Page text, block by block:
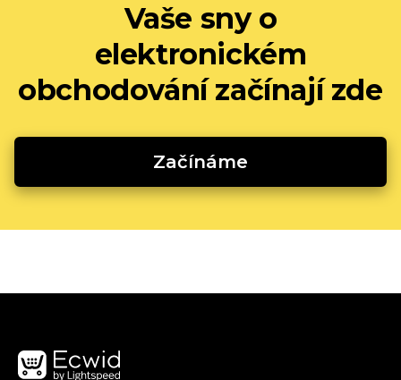
Vaše sny o
elektronickém
obchodování začínají zde
Začínáme